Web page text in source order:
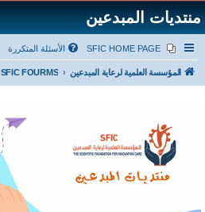
منتديات المبدعين
SFIC HOME PAGE الأسئلة المتكررة
المؤسسة العلمية لرعاية المبدعين SFIC FOURMS